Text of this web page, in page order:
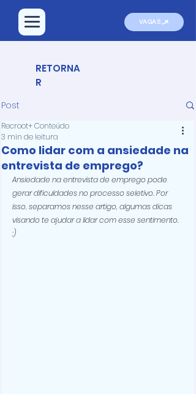
VAGAS
RETORNA
R
Post
Como lidar com a ansiedade na
entrevista de emprego?
Recroot+ Conteúdo
3 min de leitura
Ansiedade na entrevista de emprego pode
gerar dificuldades no processo seletivo. Por
isso, separamos nesse artigo, algumas dicas
visando te ajudar a lidar com esse sentimento.
:)